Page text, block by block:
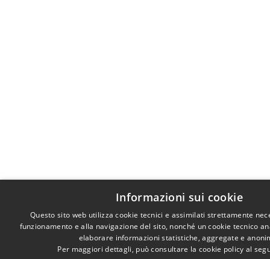
Informazioni sui cookie
Questo sito web utilizza cookie tecnici e assimilati strettamente
funzionamento e alla navigazione del sito, nonché un cookie tecnico
elaborare informazioni statistiche, aggregate e
Per maggiori dettagli, può consultare la cookie policy al